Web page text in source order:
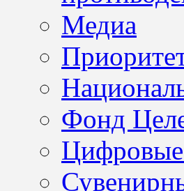
Медиа
Фонд